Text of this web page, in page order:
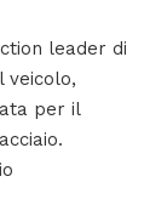
leader di
veicolo,
per il